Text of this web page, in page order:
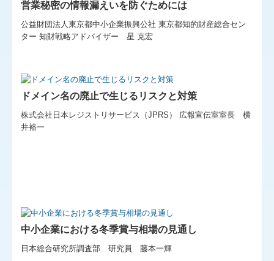
営業秘密の情報漏えいを防ぐためには
公益財団法人東京都中小企業振興公社 東京都知的財産総合セン
ター 知財戦略アドバイザー 星 克宏
ドメイン名の廃止で生じるリスクと対策
株式会社日本レジストリサービス（JPRS） 広報宣伝室室長 横
井裕一
中小企業における冬季賞与相場の見通し
日本総合研究所調査部 研究員 藤本一輝